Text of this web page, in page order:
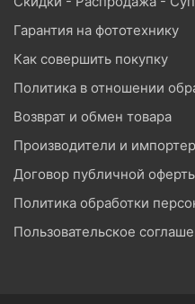
Гарантия на фототехнику
Как совершить покупку
Политика в отношении
Возврат и обмен товара
Производители и
Договор публичной
Политика обработки
Пользовательское